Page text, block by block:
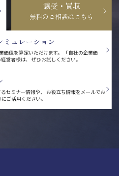
譲受・買収
無料のご相談はこちら
ミュレーション
値を算定いただけます。
「自社の企業価
営者様は、 ぜひお試しください。
セミナー情報や、
お役立ち情報をメールでお
ご活用ください。